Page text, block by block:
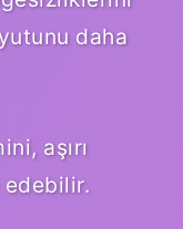
daha
aşırı